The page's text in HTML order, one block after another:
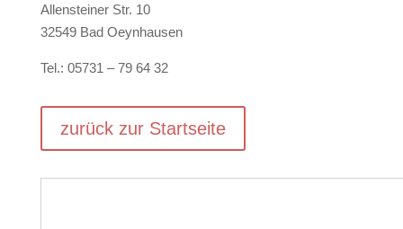
Allensteiner Str. 10
32549 Bad Oeynhausen
Tel.: 05731 – 79 64 32
zurück zur Startseite